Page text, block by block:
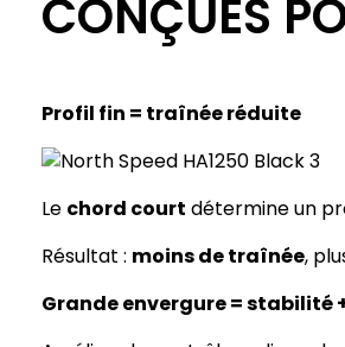
CONÇUES
Profil fin = traînée réduite
Le chord court détermine un
Résultat : moins de traînée,
Grande envergure = stabilité